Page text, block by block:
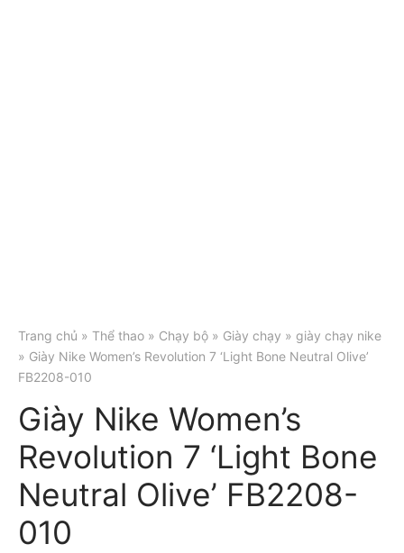
Trang chủ » Thể thao » Chạy bộ » Giày chạy » giày chạy nike
» Giày Nike Women’s Revolution 7 ‘Light Bone Neutral Olive’
FB2208-010
Giày Nike Women’s
Revolution 7 ‘Light Bone
Neutral Olive’ FB2208-
010